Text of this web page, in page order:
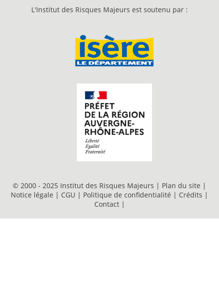
L'Institut des Risques Majeurs est soutenu par :
© 2000 - 2025 Institut des Risques Majeurs | Plan du site |
Notice légale | CGU | Politique de confidentialité | Crédits |
Contact |